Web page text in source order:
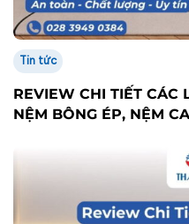
Tin tức
REVIEW CHI TIẾT CÁC
NỆM BÔNG ÉP, NỆM